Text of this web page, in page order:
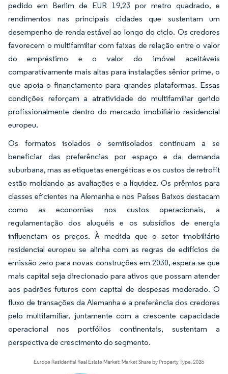
pedido em Berlim de EUR 19,23 por metro quadrado, e
rendimentos nas principais cidades que sustentam um
desempenho de renda estável ao longo do ciclo. Os credores
favorecem o multifamiliar com faixas de relação entre o valor
do empréstimo e o valor do imóvel aceitáveis
comparativamente mais altas para instalações sênior prime, o
que apoia o financiamento para grandes plataformas. Essas
condições reforçam a atratividade do multifamiliar gerido
profissionalmente dentro do mercado imobiliário residencial
europeu.
Os formatos isolados e semiisolados continuam a se
beneficiar das preferências por espaço e da demanda
suburbana, mas as etiquetas energéticas e os custos de retrofit
estão moldando as avaliações e a liquidez. Os prêmios para
classes eficientes na Alemanha e nos Países Baixos destacam
como as economias nos custos operacionais, a
regulamentação dos aluguéis e os subsídios de energia
influenciam os preços. À medida que o setor imobiliário
residencial europeu se alinha com as regras de edifícios de
emissão zero para novas construções em 2030, espera-se que
mais capital seja direcionado para ativos que possam atender
aos padrões futuros com capital de despesas moderado. O
fluxo de transações da Alemanha e a preferência dos credores
pelo multifamiliar, juntamente com a crescente capacidade
operacional nos portfólios continentais, sustentam a
perspectiva de crescimento do segmento.